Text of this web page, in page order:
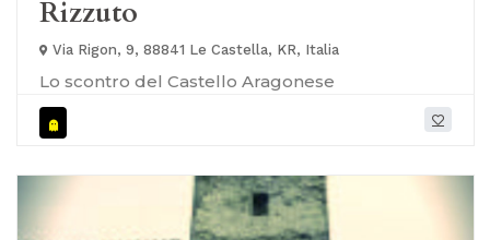
Rizzuto
Via Rigon, 9, 88841 Le Castella, KR, Italia
Lo scontro del Castello Aragonese